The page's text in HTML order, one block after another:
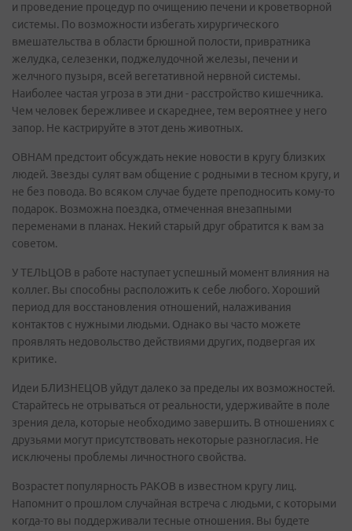
и проведение процедур по очищению печени и кроветворной
системы. По возможности избегать хирургического
вмешательства в области брюшной полости, привратника
желудка, селезенки, поджелудочной железы, печени и
желчного пузыря, всей вегетативной нервной системы.
Наиболее частая угроза в эти дни - расстройство кишечника.
Чем человек бережливее и скареднее, тем вероятнее у него
запор. Не кастрируйте в этот день животных.
ОВНАМ предстоит обсуждать некие новости в кругу близких
людей. Звезды сулят вам общение с родными в тесном кругу, и
не без повода. Во всяком случае будете преподносить кому-то
подарок. Возможна поездка, отмеченная внезапными
переменами в планах. Некий старый друг обратится к вам за
советом.
У ТЕЛЬЦОВ в работе наступает успешный момент влияния на
коллег. Вы способны расположить к себе любого. Хороший
период для восстановления отношений, налаживания
контактов с нужными людьми. Однако вы часто можете
проявлять недовольство действиями других, подвергая их
критике.
Идеи БЛИЗНЕЦОВ уйдут далеко за пределы их возможностей.
Старайтесь не отрываться от реальности, удерживайте в поле
зрения дела, которые необходимо завершить. В отношениях с
друзьями могут присутствовать некоторые разногласия. Не
исключены проблемы личностного свойства.
Возрастет популярность РАКОВ в известном кругу лиц.
Напомнит о прошлом случайная встреча с людьми, с которыми
когда-то вы поддерживали тесные отношения. Вы будете